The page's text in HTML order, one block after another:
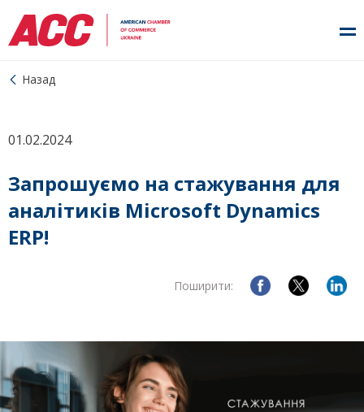
Назад
01.02.2024
Запрошуємо на стажування для
аналітиків Microsoft Dynamics
ERP!
Поширити: